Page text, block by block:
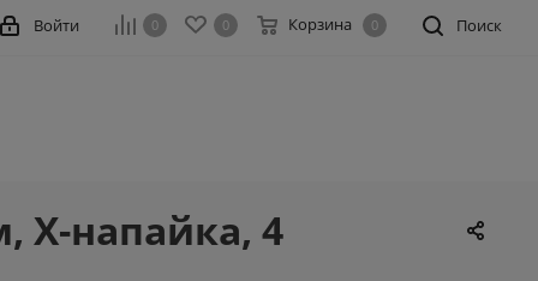
Поиск
0 0 Корзина 0
Войти
Х-напайка, 4